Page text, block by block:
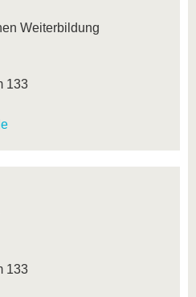
Weiterbildung
133
133